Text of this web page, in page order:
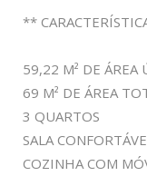
**
59,22 M² DE ÁREA
69 M² DE ÁREA
3 QUARTOS
SALA
COZINHA COM